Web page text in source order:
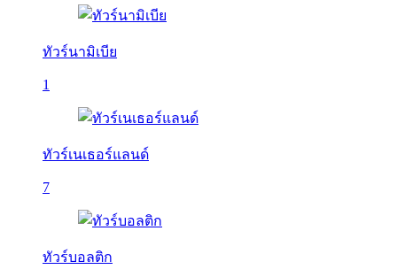
ทัวร์นามิเบีย
1
ทัวร์เนเธอร์แลนด์
7
ทัวร์บอลติก